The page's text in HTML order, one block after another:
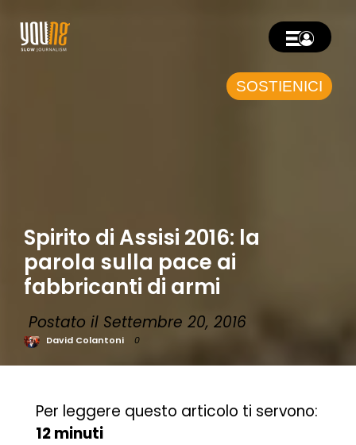
SOSTIENICI
Spirito di Assisi 2016: la
parola sulla pace ai
fabbricanti di armi
Postato il Settembre 20, 2016
David Colantoni 0
Per leggere questo articolo ti servono:
12 minuti